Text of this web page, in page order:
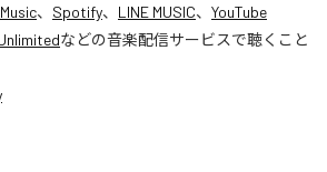
、 Spotify、 LINE MUSIC、 YouTube
などの音楽配信サービスで聴くこと